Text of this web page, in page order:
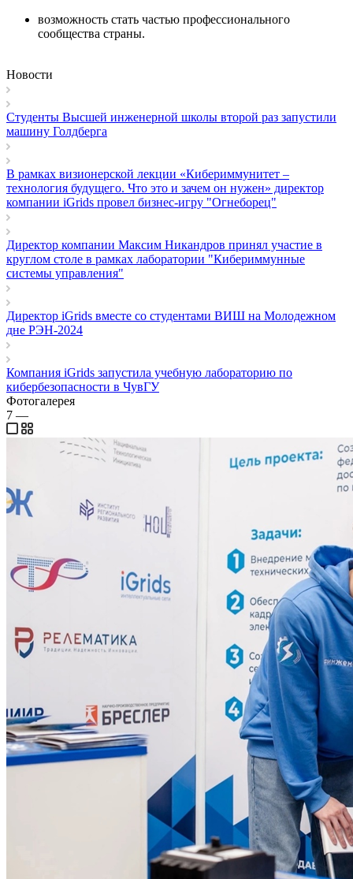
возможность стать частью профессионального
сообщества страны.
Новости
Студенты Высшей инженерной школы второй раз запустили
машину Голдберга
В рамках визионерской лекции «Кибериммунитет –
технология будущего. Что это и зачем он нужен» директор
компании iGrids провел бизнес-игру "Огнеборец"
Директор компании Максим Никандров принял участие в
круглом столе в рамках лаборатории "Кибериммунные
системы управления"
Директор iGrids вместе со студентами ВИШ на Молодежном
дне РЭН-2024
Компания iGrids запустила учебную лабораторию по
кибербезопасности в ЧувГУ
Фотогалерея
7 —